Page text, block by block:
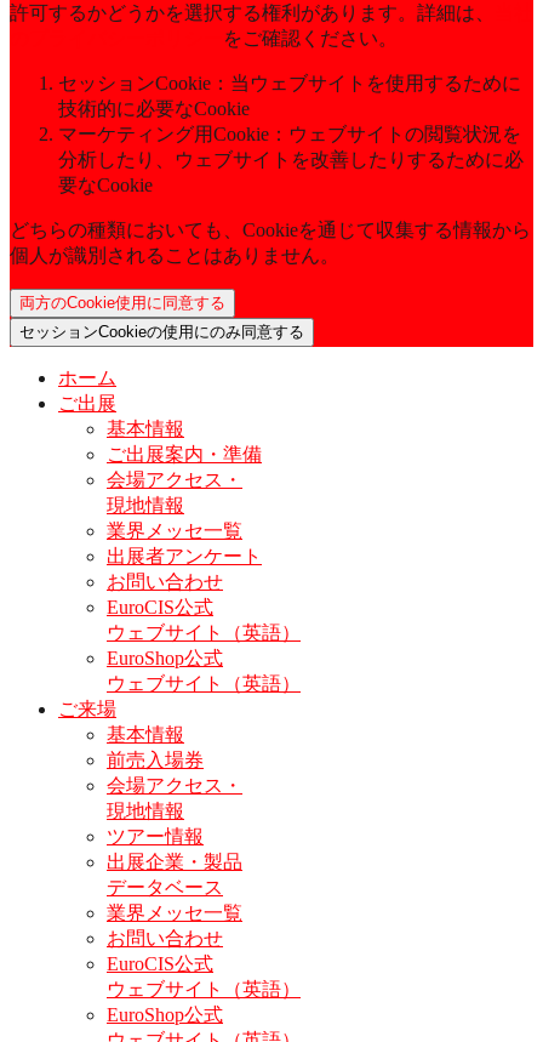
許可するかどうかを選択する権利があります。詳細は、
をご確認ください。
セッションCookie：当ウェブサイトを使用するために
技術的に必要なCookie
マーケティング用Cookie：ウェブサイトの閲覧状況を
分析したり、ウェブサイトを改善したりするために必
要なCookie
どちらの種類においても、Cookieを通じて収集する情報から
個人が識別されることはありません。
両方のCookie使用に同意する
セッションCookieの使用にのみ同意する
ホーム
ご出展
基本情報
ご出展案内・準備
会場アクセス・
現地情報
業界メッセ一覧
出展者アンケート
お問い合わせ
EuroCIS公式
ウェブサイト（英語）
EuroShop公式
ウェブサイト（英語）
ご来場
基本情報
前売入場券
会場アクセス・
現地情報
ツアー情報
出展企業・製品
データベース
業界メッセ一覧
お問い合わせ
EuroCIS公式
ウェブサイト（英語）
EuroShop公式